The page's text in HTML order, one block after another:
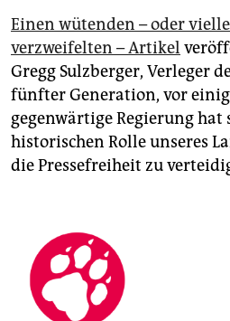
Einen wütenden – oder
verzweifelten – Artikel
Gregg Sulzberger, Verleger
fünfter Generation, vor
gegenwärtige Regierung hat
historischen Rolle unseres
die Pressefreiheit zu